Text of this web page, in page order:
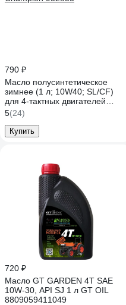
790 ₽
Масло полусинтетическое
зимнее (1 л; 10W40; SL/CF)
для 4-тактных двигателей
Champion 952853
5(24)
Купить
720 ₽
Масло GT GARDEN 4T SAE
10W-30, API SJ 1 л GT OIL
8809059411049